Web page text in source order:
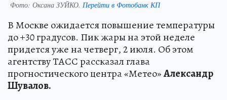
Фото: Оксана ЗУЙКО. Перейти в Фотобанк КП
В Москве ожидается повышение температуры
до +30 градусов. Пик жары на этой неделе
придется уже на четверг, 2 июля. Об этом
агентству ТАСС рассказал глава
прогностического центра «Метео»Александр
Шувалов.